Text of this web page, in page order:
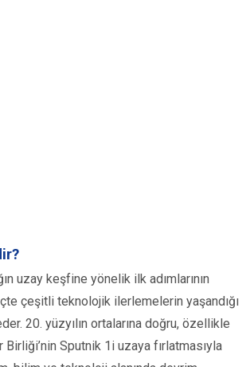
uzay keşfine yönelik ilk adımlarının
çeşitli teknolojik ilerlemelerin yaşandığı
20. yüzyılın ortalarına doğru, özellikle
Birliği’nin Sputnik 1i uzaya fırlatmasıyla